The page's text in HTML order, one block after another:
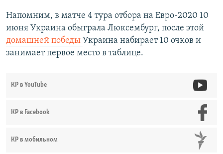
Напомним, в матче 4 тура отбора на Евро-2020 10
июня Украина обыграла Люксембург, после этой
домашней победы Украина набирает 10 очков и
занимает первое место в таблице.
КР в YouTube
КР в Facebook
КР в мобильном